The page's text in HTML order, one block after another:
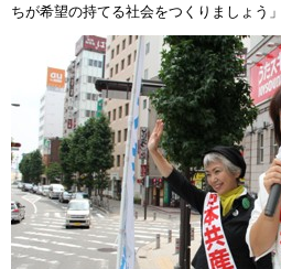
ちが希望の持てる社会をつくりましょう